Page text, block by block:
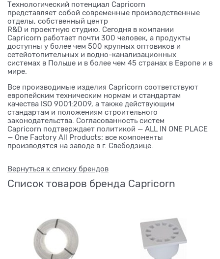
Технологический потенциал Capricorn
представляет собой современные производственные
отделы, собственный центр
R&D и проектную студию. Сегодня в компании
Capricorn работает почти 300 человек, а продукты
доступны у более чем 500 крупных оптовиков и
сетейотопительных и водно-канализационных
системах в Польше и в более чем 45 странах в Европе и в
мире.
Все производимые изделия Capricorn соответствуют
европейским техническим нормам и стандартам
качества ISO 9001:2009, а также действующим
стандартам и положениям строительного
законодательства. Согласованность систем
Capricorn подтверждает политикой — ALL IN ONE PLACE
— One Factory All Products; все компоненты
производятся на заводе в г. Свебодзице.
Вернуться к списку брендов
Список товаров бренда Capricorn